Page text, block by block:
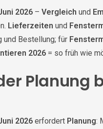
2026 – Vergleich und
Lieferzeiten und
und Bestellung; für
2026 = so früh wie
Planung
2026 erfordert Planung: